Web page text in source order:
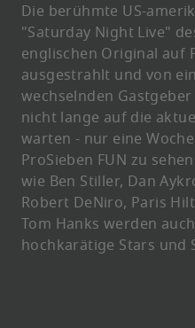
Die berühmte US-
"Saturday Night Live"
englischen Original auf
ausgestrahlt und von
wechselnden
nicht lange auf die
warten - nur eine
ProSieben FUN zu
wie Ben Stiller, Dan
Robert DeNiro, Paris
Tom Hanks werden
hochkarätige Stars und